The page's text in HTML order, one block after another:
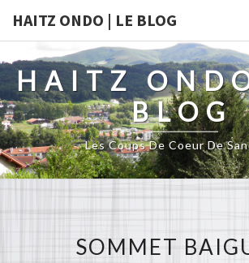
HAITZ ONDO | LE BLOG
HAITZ
BLOG
Les Coups De Coeur De
SOMMET